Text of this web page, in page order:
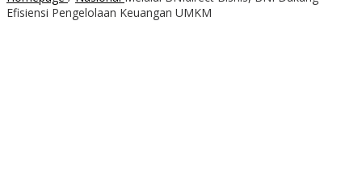
Efisiensi Pengelolaan Keuangan UMKM